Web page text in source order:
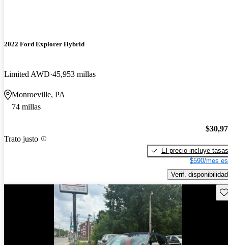
2022 Ford Explorer Hybrid
Limited AWD 45,953 millas
Monroeville, PA
74 millas
Trato justo
El precio incluye tasas
$590/mes
Verif. disponibilidad